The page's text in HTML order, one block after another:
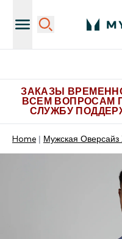
ЗАКАЗЫ
ВСЕМ ВОПРОСАМ
СЛУЖБУ
Home Мужская Оверсайз